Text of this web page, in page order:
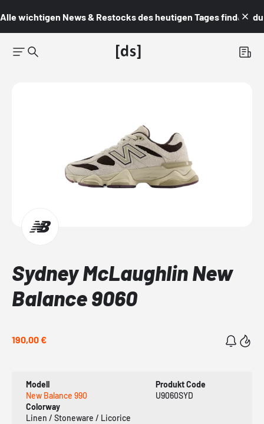
Alle wichtigen News & Restocks des heutigen Tages findest du
Sydney McLaughlin New
Balance 9060
190,00 €
Modell
New Balance 990
Produkt Code
U9060SYD
Colorway
Linen / Stoneware / Licorice